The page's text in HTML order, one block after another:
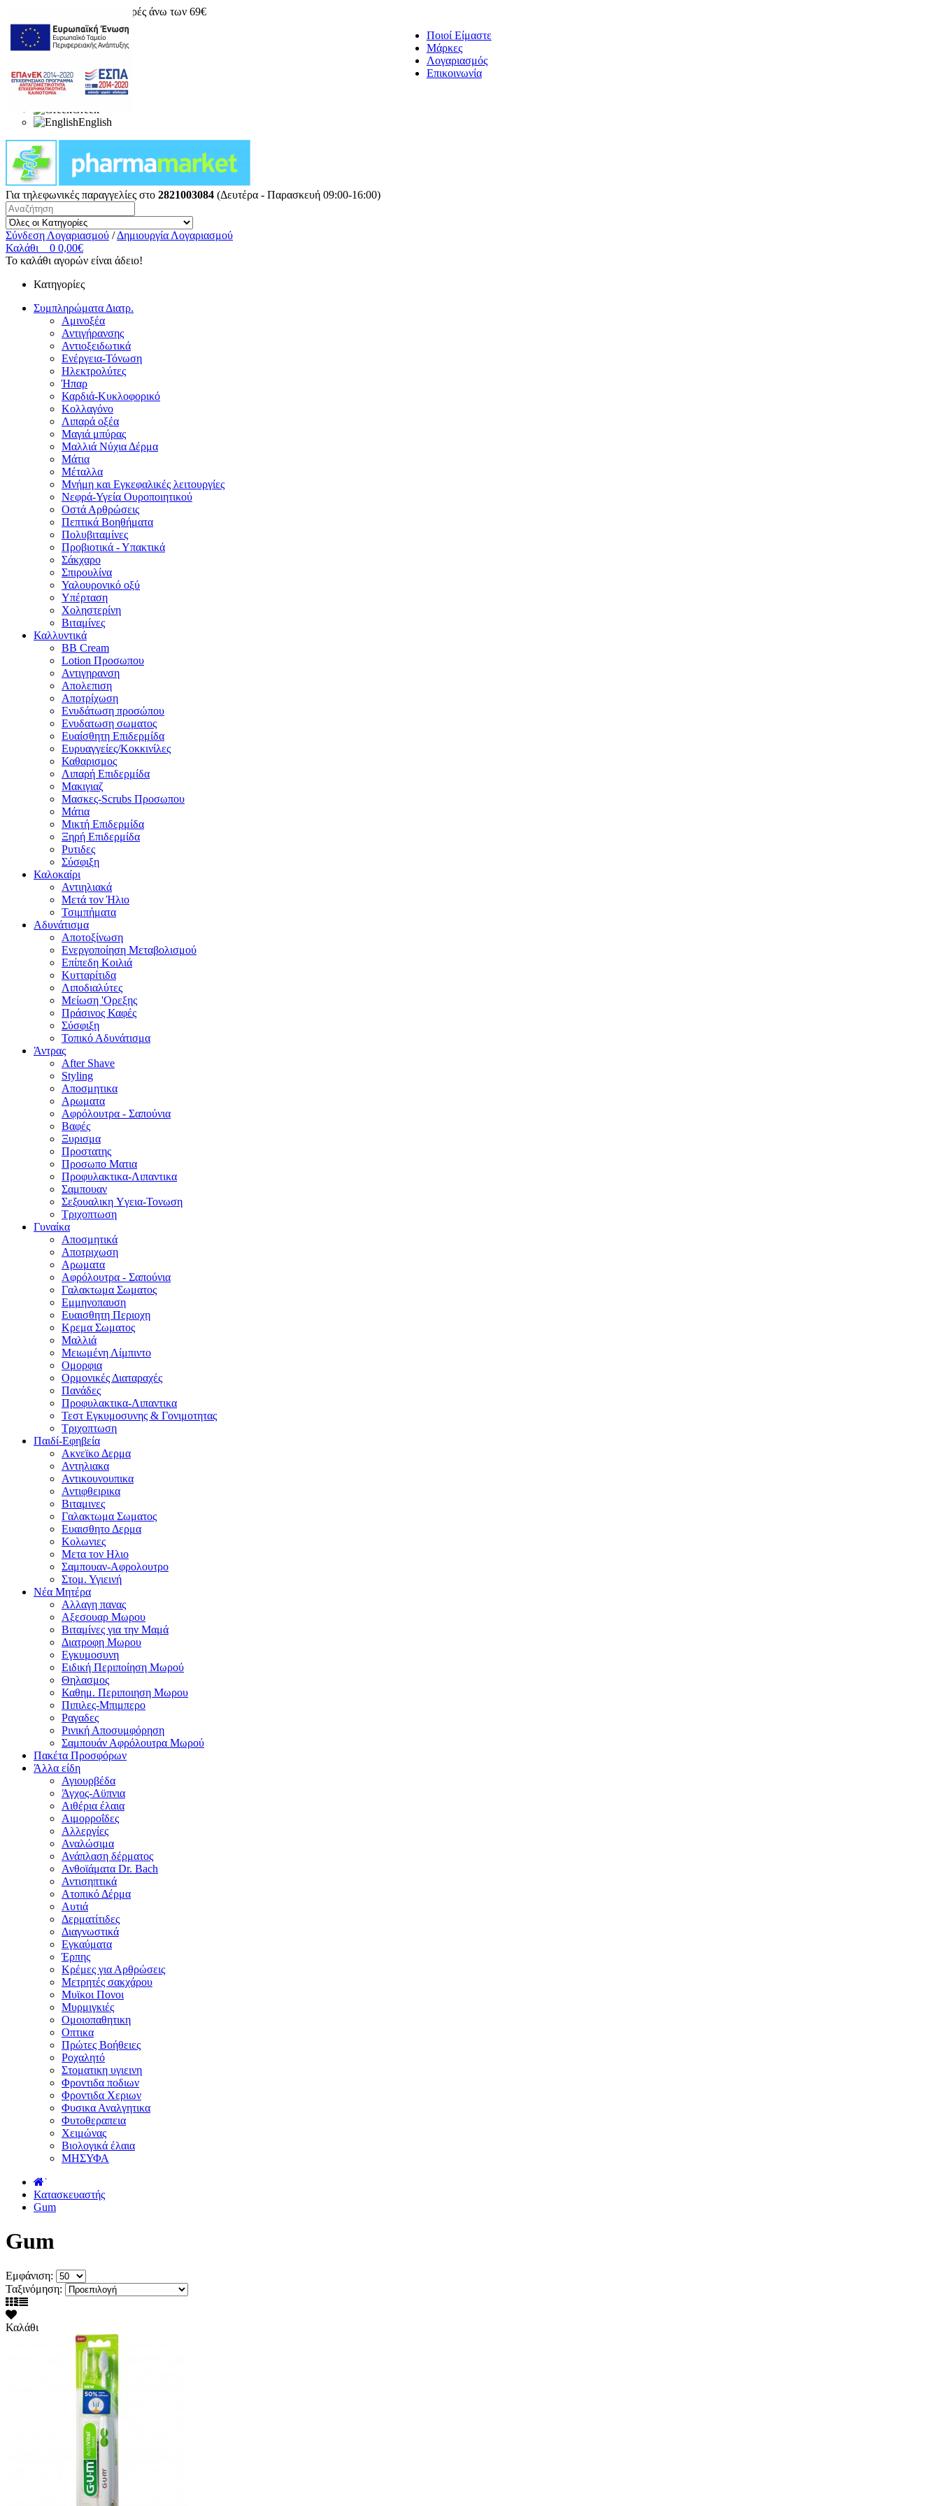
Δωρεάν μεταφορικά για αγορές άνω των 69€
Ποιοί Είμαστε
Μάρκες
Λογαριασμός
Επικοινωνία
Greek
English
Για τηλεφωνικές παραγγελίες στο 2821003084 (Δευτέρα - Παρασκευή 09:00-16:00)
Σύνδεση Λογαριασμού / Δημιουργία Λογαριασμού
Καλάθι
0 0,00€
Το καλάθι αγορών είναι άδειο!
Κατηγορίες
Συμπληρώματα Διατρ.
Αμινοξέα
Αντιγήρανσης
Αντιοξειδωτικά
Ενέργεια-Τόνωση
Ηλεκτρολύτες
Ήπαρ
Καρδιά-Κυκλοφορικό
Κολλαγόνο
Λιπαρά οξέα
Μαγιά μπύρας
Μαλλιά Νύχια Δέρμα
Μάτια
Μέταλλα
Μνήμη και Εγκεφαλικές λειτουργίες
Νεφρά-Υγεία Ουροποιητικού
Οστά Αρθρώσεις
Πεπτικά Βοηθήματα
Πολυβιταμίνες
Προβιοτικά - Υπακτικά
Σάκχαρο
Σπιρουλίνα
Υαλουρονικό οξύ
Υπέρταση
Χοληστερίνη
Βιταμίνες
Καλλυντικά
BB Cream
Lotion Προσωπου
Αντιγηρανση
Απολεπιση
Αποτρίχωση
Ενυδάτωση προσώπου
Ενυδατωση σωματος
Ευαίσθητη Επιδερμίδα
Ευρυαγγείες/Κοκκινίλες
Καθαρισμος
Λιπαρή Επιδερμίδα
Μακιγιαζ
Μασκες-Scrubs Προσωπου
Μάτια
Μικτή Επιδερμίδα
Ξηρή Επιδερμίδα
Ρυτιδες
Σύσφιξη
Καλοκαίρι
Αντιηλιακά
Μετά τον Ήλιο
Τσιμπήματα
Αδυνάτισμα
Αποτοξίνωση
Ενεργοποίηση Μεταβολισμού
Επίπεδη Κοιλιά
Κυτταρίτιδα
Λιποδιαλύτες
Μείωση 'Ορεξης
Πράσινος Καφές
Σύσφιξη
Τοπικό Αδυνάτισμα
Άντρας
After Shave
Styling
Αποσμητικα
Αρωματα
Αφρόλουτρα - Σαπούνια
Βαφές
Ξυρισμα
Προστατης
Προσωπο Ματια
Προφυλακτικα-Λιπαντικα
Σαμπουαν
Σεξουαλικη Yγεια-Τονωση
Τριχοπτωση
Γυναίκα
Αποσμητικά
Αποτριχωση
Αρωματα
Αφρόλουτρα - Σαπούνια
Γαλακτωμα Σωματος
Εμμηνοπαυση
Ευαισθητη Περιοχη
Κρεμα Σωματος
Μαλλιά
Μειωμένη Λίμπιντο
Ομορφια
Ορμονικές Διαταραχές
Πανάδες
Προφυλακτικα-Λιπαντικα
Τεστ Εγκυμοσυνης & Γονιμοτητας
Τριχοπτωση
Παιδί-Εφηβεία
Ακνεϊκο Δερμα
Αντηλιακα
Αντικουνουπικα
Αντιφθειρικα
Βιταμινες
Γαλακτωμα Σωματος
Ευαισθητο Δερμα
Κολωνιες
Μετα τον Ηλιο
Σαμπουαν-Αφρολουτρο
Στομ. Υγιεινή
Νέα Μητέρα
Αλλαγη πανας
Αξεσουαρ Μωρου
Βιταμίνες για την Μαμά
Διατροφη Μωρου
Εγκυμοσυνη
Ειδική Περιποίηση Μωρού
Θηλασμος
Καθημ. Περιποιηση Μωρου
Πιπιλες-Μπιμπερο
Ραγαδες
Ρινική Αποσυμφόρηση
Σαμπουάν Αφρόλουτρα Μωρού
Πακέτα Προσφόρων
Άλλα είδη
Αγιουρβέδα
Άγχος-Αϋπνια
Αιθέρια έλαια
Αιμορροΐδες
Αλλεργίες
Αναλώσιμα
Ανάπλαση δέρματος
Ανθοϊάματα Dr. Bach
Αντισηπτικά
Ατοπικό Δέρμα
Αυτιά
Δερματίτιδες
Διαγνωστικά
Εγκαύματα
Έρπης
Κρέμες για Αρθρώσεις
Μετρητές σακχάρου
Μυϊκοι Πονοι
Μυρμιγκιές
Ομοιοπαθητικη
Οπτικα
Πρώτες Βοήθειες
Ροχαλητό
Στοματικη υγιεινη
Φροντιδα ποδιων
Φροντιδα Χεριων
Φυσικα Αναλγητικα
Φυτοθεραπεια
Χειμώνας
Βιολογικά έλαια
ΜΗΣΥΦΑ
˙
Κατασκευαστής
Gum
Gum
Εμφάνιση:
Ταξινόμηση:
Καλάθι